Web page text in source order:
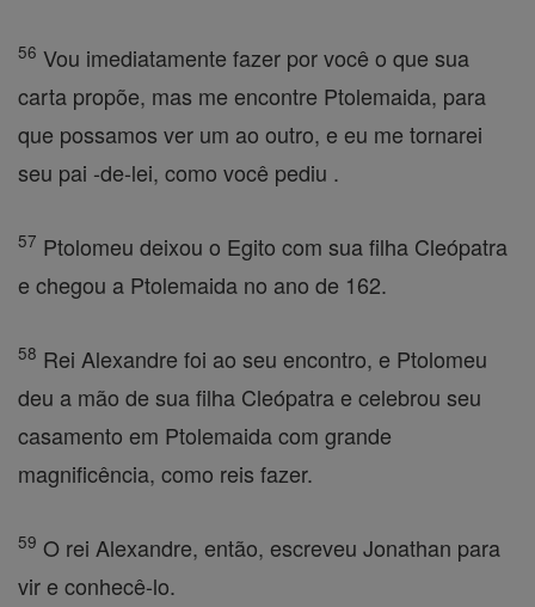
56 Vou imediatamente fazer por você o que sua
carta propõe, mas me encontre Ptolemaida, para
que possamos ver um ao outro, e eu me tornarei
seu pai -de-lei, como você pediu .
57 Ptolomeu deixou o Egito com sua filha Cleópatra
e chegou a Ptolemaida no ano de 162.
58 Rei Alexandre foi ao seu encontro, e Ptolomeu
deu a mão de sua filha Cleópatra e celebrou seu
casamento em Ptolemaida com grande
magnificência, como reis fazer.
59 O rei Alexandre, então, escreveu Jonathan para
vir e conhecê-lo.